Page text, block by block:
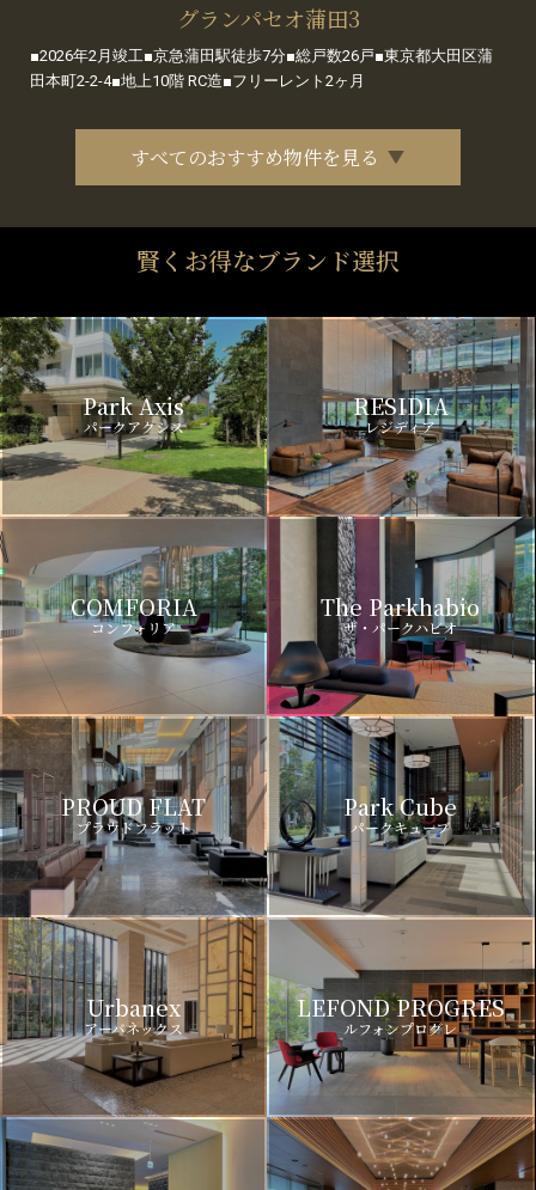
グランパセオ蒲田3
■2026年2月竣工■京急蒲田駅徒歩7分■総戸数26戸■東京都大田区蒲
田本町2-2-4■地上10階 RC造■フリーレント2ヶ月
すべてのおすすめ物件を見る
賢くお得なブランド選択
Park Axis
パークアクシス
RESIDIA
レジディア
COMFORIA
コンフォリア
The Parkhabio
ザ・パークハビオ
PROUD FLAT
プラウドフラット
Park Cube
パークキューブ
Urbanex
アーバネックス
LEFOND PROGRES
ルフォンプログレ